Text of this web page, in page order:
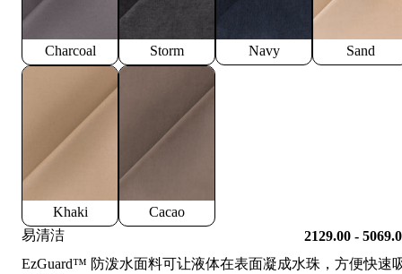
Charcoal Storm Navy Sand
Khaki
Cacao
易清洁
2129.00 -
EzGuard™️ 防泼水面料可让液体在表面凝成水珠，方便快速